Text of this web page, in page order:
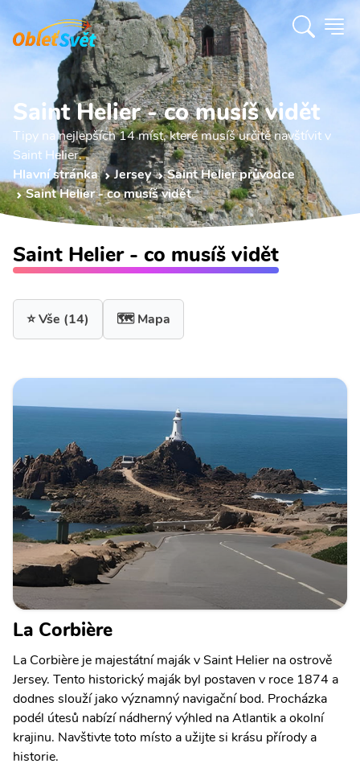
Saint Helier - co musíš vidět
Tipy na nejlepších 14 míst, které musíš určitě navštívit v
Saint Helier.
Hlavní stránka
Jersey
Saint Helier průvodce
Saint Helier - co musíš vidět
Saint Helier - co musíš vidět
⭐ Vše (14) 🗺️ Mapa
La Corbière
La Corbière je majestátní maják v Saint Helier na ostrově
Jersey. Tento historický maják byl postaven v roce 1874 a
dodnes slouží jako významný navigační bod. Procházka
podél útesů nabízí nádherný výhled na Atlantik a okolní
krajinu. Navštivte toto místo a užijte si krásu přírody a
historie.